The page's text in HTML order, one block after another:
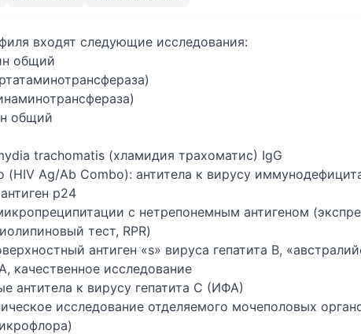
входят следующие исследования:
общий
общий
trachomatis (хламидия трахоматис) IgG
Ag/Ab Combo): антитела к вирусу
p24
с нетрепонемным антигеном
тест, RPR)
антиген «s» вируса гепатита B,
качественное исследование
антитела к вирусу гепатита С (ИФА)
исследование отделяемого мочеполовых